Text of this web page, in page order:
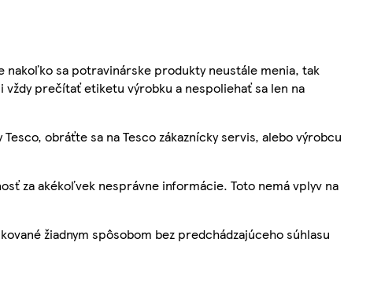
sa potravinárske produkty neustále menia, tak
vždy prečítať etiketu výrobku a nespoliehať sa len na
obráťte sa na Tesco zákaznícky servis, alebo výrobcu
za akékoľvek nesprávne informácie. Toto nemá vplyv na
žiadnym spôsobom bez predchádzajúceho súhlasu